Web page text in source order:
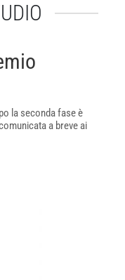
la seconda fase è
a breve ai